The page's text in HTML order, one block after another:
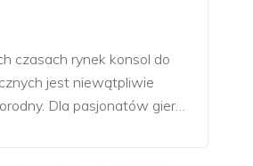
czasach rynek konsol do
jest niewątpliwie
Dla pasjonatów gier…